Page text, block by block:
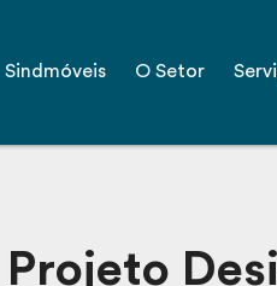
Sindmóveis O Setor
Projeto